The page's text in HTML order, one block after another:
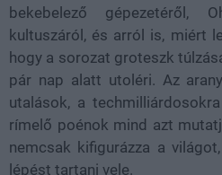
bekebelező gépezetéről,
kultuszáról, és arról is, miért
hogy a sorozat groteszk
pár nap alatt utoléri. Az
utalások, a
rímelő poénok mind azt
nemcsak kifigurázza a
lépést tartani vele.